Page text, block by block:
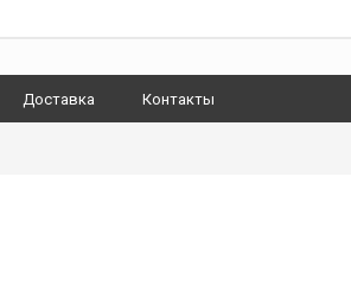
Доставка Контакты